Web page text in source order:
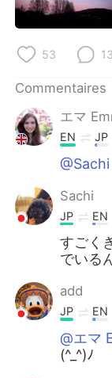
53 13
Commentaires
エマ
EN JP
@Sachi
Sachi
JP EN
すごく
でいる
add
JP EN
@エマ
(^_^)ﾉ